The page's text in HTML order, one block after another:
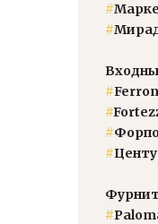
#
#
#
#
#
#
#